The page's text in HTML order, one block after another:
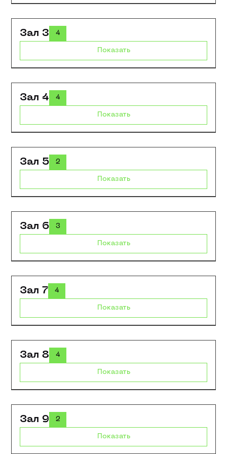
Зал 3 4
Показать
Зал 4 4
Показать
Зал 5 2
Показать
Зал 6 3
Показать
Зал 7 4
Показать
Зал 8 4
Показать
Зал 9 2
Показать